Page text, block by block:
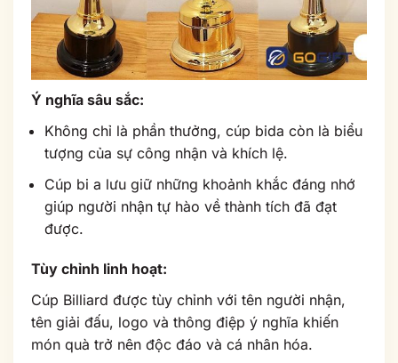
Ý nghĩa sâu sắc:
Không chỉ là phần thưởng, cúp bida còn là biểu
tượng của sự công nhận và khích lệ.
Cúp bi a lưu giữ những khoảnh khắc đáng nhớ
giúp người nhận tự hào về thành tích đã đạt
được.
Tùy chỉnh linh hoạt:
Cúp Billiard được tùy chỉnh với tên người nhận,
tên giải đấu, logo và thông điệp ý nghĩa khiến
món quà trở nên độc đáo và cá nhân hóa.